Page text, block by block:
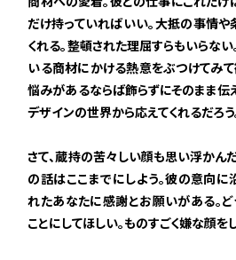
だけ持っていればいい。大抵の事情や
くれる。整頓された理屈すらもいらな
いる商材にかける熱意をぶつけてみて
悩みがあるならば飾らずにそのまま伝
デザインの世界から応えてくれるだろう
さて、蔵持の苦々しい顔も思い浮かん
の話はここまでにしよう。彼の意向に
れたあなたに感謝とお願いがある。
ことにしてほしい。ものすごく嫌な顔を